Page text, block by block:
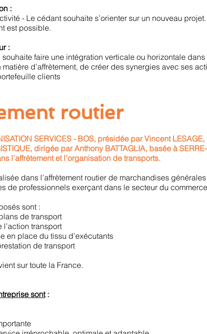
:
- Le cédant souhaite s’orienter sur un nouveau
est possible.
:
faire une intégration verticale ou horizontale
matière d’affrètement, de créer des synergies avec ses
clients
routier
SERVICES - BOS, présidée par Vincent
dirigée par Anthony BATTAGLIA, basée à
l’affrètement et l’organisation de transports.
dans l’affrètement routier de marchandises
de professionnels exerçant dans le secteur du
sont :
de transport
transport
en place du tissu d’exécutants
de transport
sur toute la France.
sont: